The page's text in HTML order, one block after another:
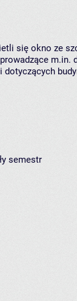
się okno ze
m.in.
semestr